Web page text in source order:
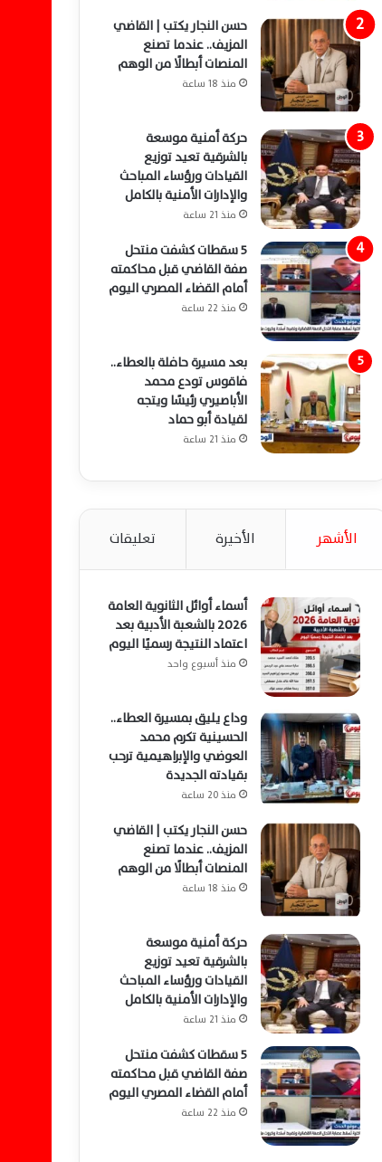
حسن النجار يكتب | القاضي
المزيف.. عندما تصنع
المنصات أبطالًا من الوهم
منذ 18 ساعة
حركة أمنية موسعة
بالشرقية تعيد توزيع
القيادات ورؤساء المباحث
والإدارات الأمنية بالكامل
منذ 21 ساعة
5 سقطات كشفت منتحل
صفة القاضي قبل محاكمته
أمام القضاء المصري اليوم
منذ 22 ساعة
بعد مسيرة حافلة بالعطاء..
فاقوس تودع محمد
الأباصيري رئيسًا ويتجه
لقيادة أبو حماد
منذ 21 ساعة
الأشهر الأخيرة تعليقات
أسماء أوائل الثانوية العامة
2026 بالشعبة الأدبية بعد
اعتماد النتيجة رسميًا اليوم
منذ أسبوع واحد
وداع يليق بمسيرة العطاء..
الحسينية تكرم محمد
العوضي والإبراهيمية ترحب
بقيادته الجديدة
منذ 20 ساعة
حسن النجار يكتب | القاضي
المزيف.. عندما تصنع
المنصات أبطالًا من الوهم
منذ 18 ساعة
حركة أمنية موسعة
بالشرقية تعيد توزيع
القيادات ورؤساء المباحث
والإدارات الأمنية بالكامل
منذ 21 ساعة
5 سقطات كشفت منتحل
صفة القاضي قبل محاكمته
أمام القضاء المصري اليوم
منذ 22 ساعة